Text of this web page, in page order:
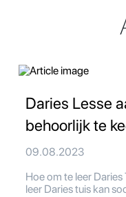
Daries Lesse
behoorlijk te
09.08.2023
Hoe om te leer
leer Daries tuis kan